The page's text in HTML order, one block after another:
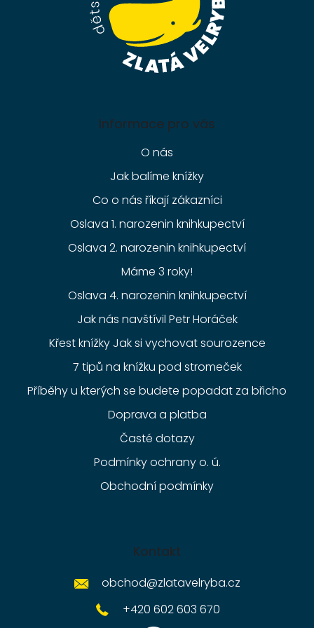
Informace pro vás
O nás
Jak balíme knížky
Co o nás říkají zákazníci
Oslava 1. narozenin knihkupectví
Oslava 2. narozenin knihkupectví
Máme 3 roky!
Oslava 4. narozenin knihkupectví
Jak nás navštívil Petr Horáček
Křest knížky Jak si vychovat sourozence
7 tipů na knížku pod stromeček
Příběhy u kterých se budete popadat za břicho
Doprava a platba
Časté dotazy
Podmínky ochrany o. ú.
Obchodní podmínky
Kontakt
obchod@zlatavelryba.cz
+420 602 603 670